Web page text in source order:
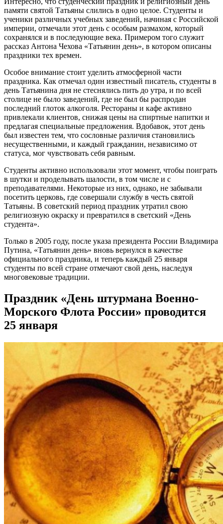
памяти святой Татьяны слились в одно целое. Студенты и
ученики различных учебных заведений, начиная с Российской
империи, отмечали этот день с особым размахом, который
сохранялся и в последующие века. Примером того служит
рассказ Антона Чехова «Татьянин день», в котором описаны
праздники тех времен.
Особое внимание стоит уделить атмосферной части
праздника. Как отмечал один известный писатель, студенты в
день Татьянина дня не стеснялись пить до утра, и по всей
столице не было заведений, где не был бы распродан
последний глоток алкоголя. Рестораны и кафе активно
привлекали клиентов, снижая цены на спиртные напитки и
предлагая специальные предложения. Вдобавок, этот день
был известен тем, что сословные различия становились
несущественными, и каждый гражданин, независимо от
статуса, мог чувствовать себя равным.
Студенты активно использовали этот момент, чтобы поиграть
в шутки и проделывать шалости, в том числе и с
преподавателями. Некоторые из них, однако, не забывали
посетить церковь, где совершали службу в честь святой
Татьяны. В советский период праздник утратил свою
религиозную окраску и превратился в светский «День
студента».
Только в 2005 году, после указа президента России Владимира
Путина, «Татьянин день» вновь вернулся в качестве
официального праздника, и теперь каждый 25 января
студенты по всей стране отмечают свой день, наследуя
многовековые традиции.
Праздник «День штурмана Военно-
Морского Флота России» проводится
25 января